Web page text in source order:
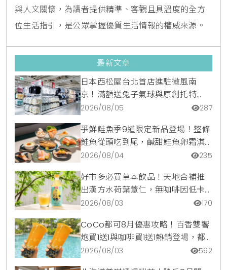
與人文關懷，為讀者提供精準、客觀且具溫度的全方
位生活指引，是公眾掌握優質生活情報的權威來源。
最新文章
日本西松屋台北首店進駐微風南
京！滿額送兔子氣球與原創托特
包，指定夏裝享8折優惠
2026/08/05 287
爭鮮鮭魚季9道限定新品登場！整條
鮭魚從頭吃到尾，鹹甜鮭魚卵霜淇
淋開吃，滿額再送限量鮭魚造型扇
2026/08/04 235
好市多必買草本飲品！天地合補推
出漢方水荷葉薏仁，無咖啡因低卡
路里輕鬆喝無負擔
2026/08/03 170
CoCo都可8月優惠攻略！百香雙響
炮買1送1與咖啡買1送1熱銷登場，都
可訂2杯85元起
2026/08/03 592